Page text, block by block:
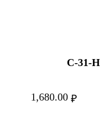
С-31-
₽
1,680.00